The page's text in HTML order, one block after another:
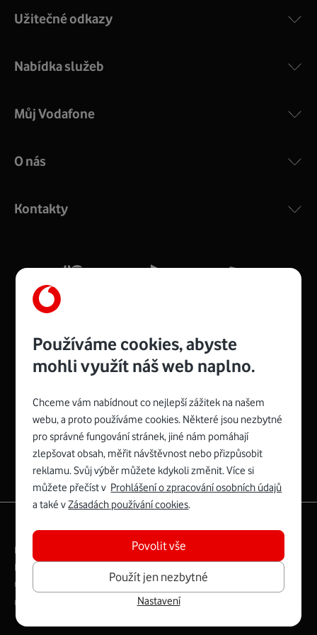
COMPAL CH7465VF
silný signál pro celou domácnost. Kompaktní rozměry 21
Více o COMPAL CH7465VF
Zyxel VMG8623-T50B:
Rozměry modemu jsou 16 x 22 x 7,5 cm (včetně stojánku)
a nabízí 4 gigabitové LAN porty a bezdrátové připojení Wi-
Fi ve verzích 802.11 b/g/n/ac pro frekvenci 2,4 GHz a
Mb/s.
Více o Zyxel VMG8623-T50B
Spojte se s Vodafonem
Užitečné odkazy
Nabídka služeb
Můj Vodafone
O nás
Kontakty
Právní­ podmí­nky
Ochrana soukromí­
Digitální odpovědnost
Ceník
Copyright © 2026 Vodafone Czech Republic a.s.
Používáme cookies, abyste
mohli využít náš web naplno.
Chceme vám nabídnout co nejlepší zážitek na našem
webu, a proto používáme cookies. Některé jsou nezbytné
pro správné fungování stránek, jiné nám pomáhají
zlepšovat obsah, měřit návštěvnost nebo přizpůsobit
reklamu. Svůj výběr můžete kdykoli změnit. Více si
můžete přečíst v Prohlášení o zpracování osobních údajů
a také vZásadách používání cookies.
Použít jen nezbytné
Povolit vše
Nastavení